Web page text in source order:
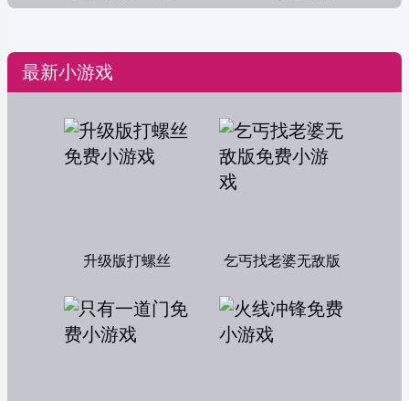
最新小游戏
升级版打螺丝 乞丐找老婆无敌版